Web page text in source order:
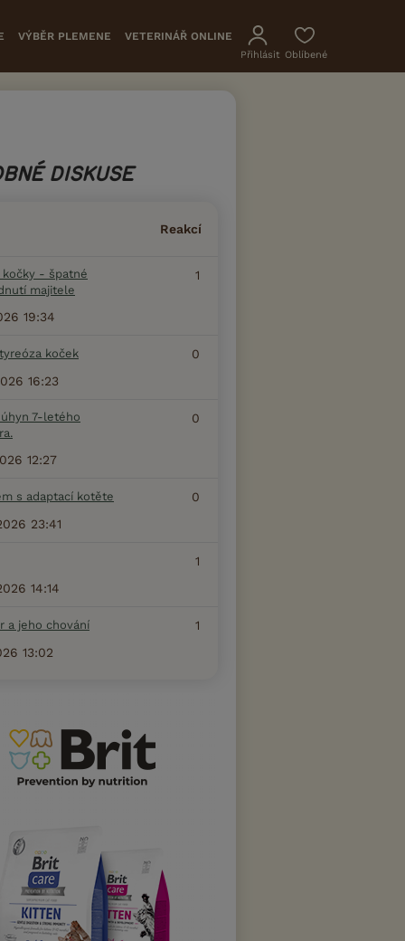
VÝBĚR PLEMENE VETERINÁŘ ONLINE
Přihlásit Oblíbené
DISKUSE
Reakcí
kočky - špatné
majitele
1
19:34
koček
0
16:23
7-letého
0
12:27
s adaptací kotěte
0
23:41
1
14:14
a jeho chování
1
13:02